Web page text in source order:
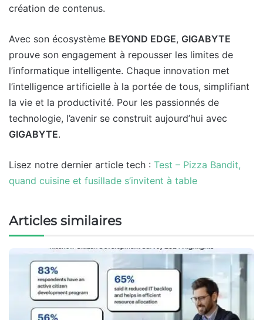
création de contenus.
Avec son écosystème BEYOND EDGE, GIGABYTE
prouve son engagement à repousser les limites de
l’informatique intelligente. Chaque innovation met
l’intelligence artificielle à la portée de tous, simplifiant
la vie et la productivité. Pour les passionnés de
technologie, l’avenir se construit aujourd’hui avec
GIGABYTE.
Lisez notre dernier article tech : Test – Pizza Bandit,
quand cuisine et fusillade s’invitent à table
Articles similaires